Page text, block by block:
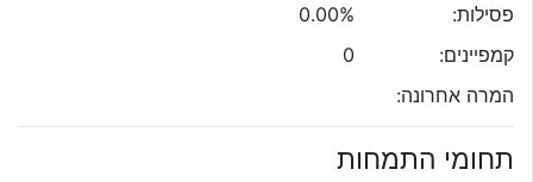
פסילות:
0.00%
קמפיינים:
0
המרה אחרונה:
תחומי התמחות